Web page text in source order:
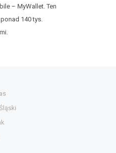
– MyWallet. Ten
140 tys.